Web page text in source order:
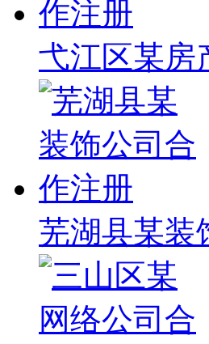
弋江区某房
芜湖县某装